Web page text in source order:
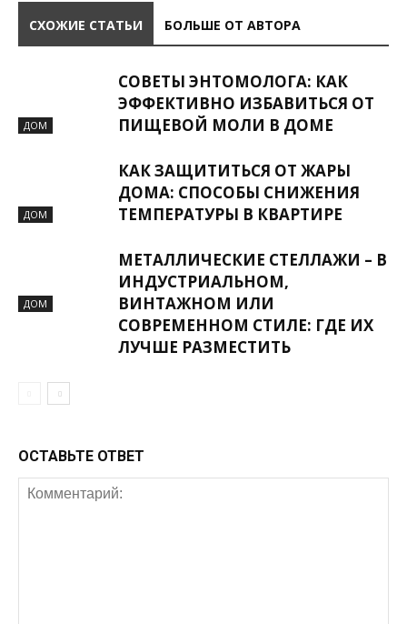
СХОЖИЕ СТАТЬИ БОЛЬШЕ ОТ АВТОРА
ДОМ
СОВЕТЫ ЭНТОМОЛОГА: КАК
ЭФФЕКТИВНО ИЗБАВИТЬСЯ ОТ
ПИЩЕВОЙ МОЛИ В ДОМЕ
ДОМ
КАК ЗАЩИТИТЬСЯ ОТ ЖАРЫ
ДОМА: СПОСОБЫ СНИЖЕНИЯ
ТЕМПЕРАТУРЫ В КВАРТИРЕ
ДОМ
МЕТАЛЛИЧЕСКИЕ СТЕЛЛАЖИ – В
ИНДУСТРИАЛЬНОМ,
ВИНТАЖНОМ ИЛИ
СОВРЕМЕННОМ СТИЛЕ: ГДЕ ИХ
ЛУЧШЕ РАЗМЕСТИТЬ
ОСТАВЬТЕ ОТВЕТ